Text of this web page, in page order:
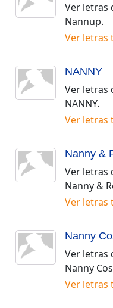
Ver letras
Nannup.
Ver letras
NANNY
Ver letras
NANNY.
Ver letras
Nanny &
Ver letras
Nanny &
Ver letras
Nanny
Ver letras
Nanny
Ver letras